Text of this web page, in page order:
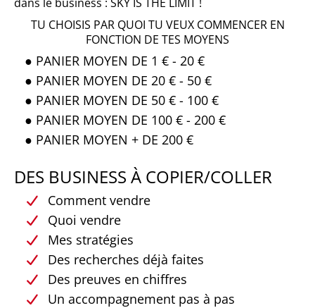
TU CHOISIS PAR QUOI TU VEUX COMMENCER EN
FONCTION DE TES MOYENS
● PANIER MOYEN DE 1 € - 20 €
● PANIER MOYEN DE 20 € - 50 €
● PANIER MOYEN DE 50 € - 100 €
● PANIER MOYEN DE 100 € - 200 €
● PANIER MOYEN + DE 200 €
DES BUSINESS À COPIER/COLLER
Comment vendre
Quoi vendre
Mes stratégies
Des recherches déjà faites
Des preuves en chiffres
Un accompagnement pas à pas